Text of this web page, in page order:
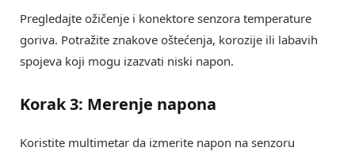
Pregledajte ožičenje i konektore senzora temperature
goriva. Potražite znakove oštećenja, korozije ili labavih
spojeva koji mogu izazvati niski napon.
Korak 3: Merenje napona
Koristite multimetar da izmerite napon na senzoru